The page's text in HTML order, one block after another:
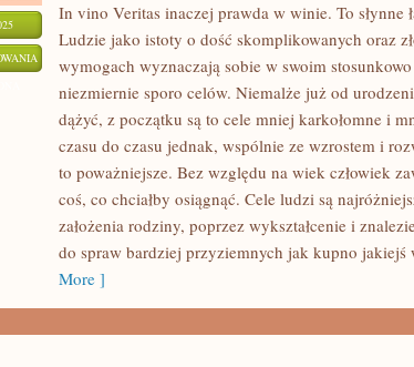
KTÓRZY
IDENTYFIKUJĄ
PRZEDE
WSZYSTKIM
WYRZECZENIEM
BARDZO
DOBRYCH
In vino Veritas inaczej prawda w winie. To słynne
Ludzie jako istoty o dość skomplikowanych oraz
wymogach wyznaczają sobie w swoim
niezmiernie sporo celów. Niemalże już od
dążyć, z początku są to cele mniej karkołomne i
czasu do czasu jednak, wspólnie ze wzrostem i
to poważniejsze. Bez względu na wiek człowiek
coś, co chciałby osiągnąć. Cele ludzi są
założenia rodziny, poprzez wykształcenie i
do spraw bardziej przyziemnych jak kupno jakiejś
More ]